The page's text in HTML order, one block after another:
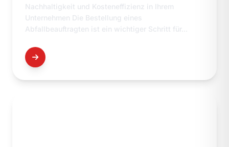
Nachhaltigkeit und Kosteneffizienz in Ihrem
Unternehmen Die Bestellung eines
Abfallbeauftragten ist ein wichtiger Schritt für...